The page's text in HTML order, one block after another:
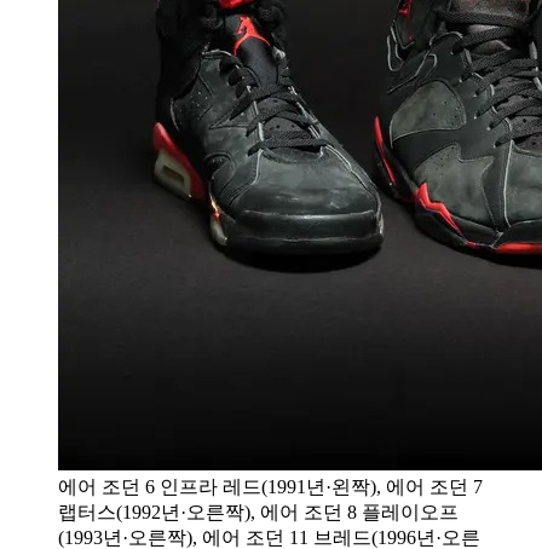
에어 조던 6 인프라 레드(1991년·왼짝), 에어 조던 7
랩터스(1992년·오른짝), 에어 조던 8 플레이오프
(1993년·오른짝), 에어 조던 11 브레드(1996년·오른